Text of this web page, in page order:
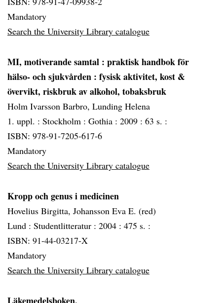
Mandatory
Search the University Library catalogue
MI, motiverande samtal : praktisk handbok för
hälso- och sjukvården : fysisk aktivitet, kost &
övervikt, riskbruk av alkohol, tobaksbruk
Holm Ivarsson Barbro, Lunding Helena
1. uppl. : Stockholm : Gothia : 2009 : 63 s. :
ISBN: 978-91-7205-617-6
Mandatory
Search the University Library catalogue
Kropp och genus i medicinen
Hovelius Birgitta, Johansson Eva E. (red)
Lund : Studentlitteratur : 2004 : 475 s. :
ISBN: 91-44-03217-X
Mandatory
Search the University Library catalogue